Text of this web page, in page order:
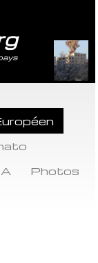
Photos